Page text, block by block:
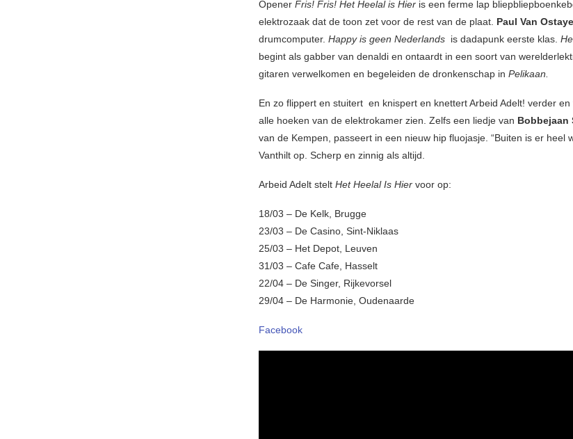
Opener Fris! Fris! Het Heelal is Hier is een ferme lap
elektrozaak dat de toon zet voor de rest van de plaat. Paul Van
drumcomputer. Happy is geen Nederlands is dadapunk eerste klas.
begint als gabber van denaldi en ontaardt in een soort van
gitaren verwelkomen en begeleiden de dronkenschap in Pelikaan.
En zo flippert en stuitert en knispert en knettert Arbeid Adelt! verder
alle hoeken van de elektrokamer zien. Zelfs een liedje van Bobbejaan
van de Kempen, passeert in een nieuw hip fluojasje. “Buiten is er heel
Vanthilt op. Scherp en zinnig als altijd.
Arbeid Adelt stelt Het Heelal Is Hier voor op:
18/03 – De Kelk, Brugge
23/03 – De Casino, Sint-Niklaas
25/03 – Het Depot, Leuven
31/03 – Cafe Cafe, Hasselt
22/04 – De Singer, Rijkevorsel
29/04 – De Harmonie, Oudenaarde
Facebook